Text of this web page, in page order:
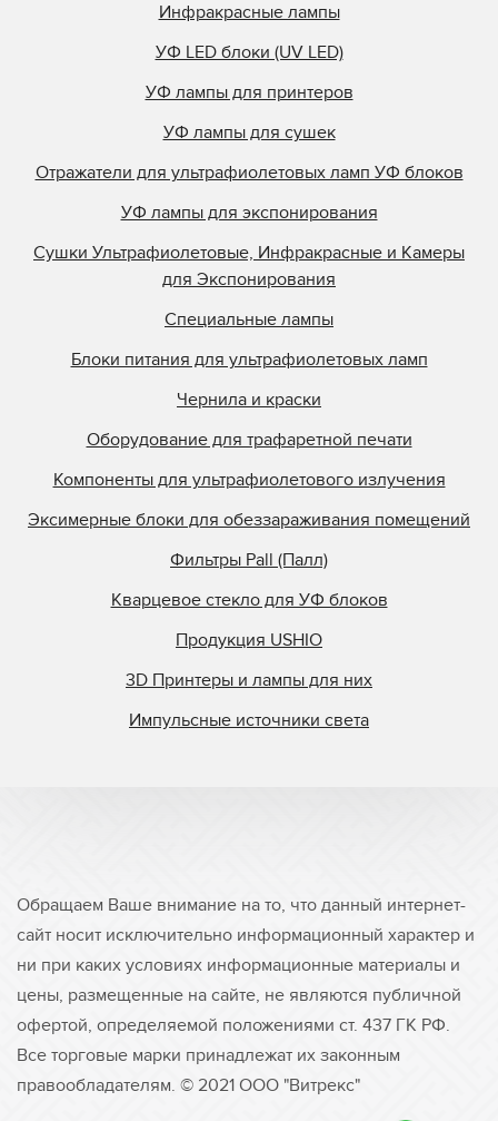
Инфракрасные лампы
УФ LED блоки (UV LED)
УФ лампы для принтеров
УФ лампы для сушек
Отражатели для ультрафиолетовых ламп УФ блоков
УФ лампы для экспонирования
Сушки Ультрафиолетовые, Инфракрасные и Камеры
для Экспонирования
Специальные лампы
Блоки питания для ультрафиолетовых ламп
Чернила и краски
Оборудование для трафаретной печати
Компоненты для ультрафиолетового излучения
Эксимерные блоки для обеззараживания помещений
Фильтры Pall (Палл)
Кварцевое стекло для УФ блоков
Продукция USHIO
3D Принтеры и лампы для них
Импульсные источники света
Обращаем Ваше внимание на то, что данный интернет-
сайт носит исключительно информационный характер и
ни при каких условиях информационные материалы и
цены, размещенные на сайте, не являются публичной
офертой, определяемой положениями ст. 437 ГК РФ.
Все торговые марки принадлежат их законным
правообладателям. © 2021 ООО "Витрекс"